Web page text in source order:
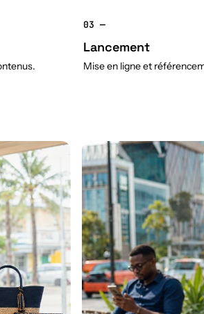
03 —
Lancement
Mise en ligne et